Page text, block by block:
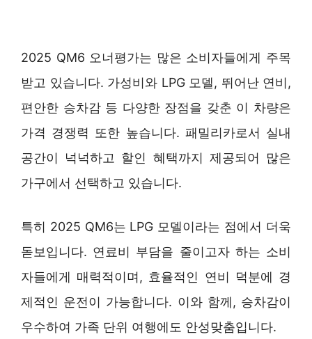
2025 QM6 오너평가는 많은 소비자들에게 주목
받고 있습니다. 가성비와 LPG 모델, 뛰어난 연비,
편안한 승차감 등 다양한 장점을 갖춘 이 차량은
가격 경쟁력 또한 높습니다. 패밀리카로서 실내
공간이 넉넉하고 할인 혜택까지 제공되어 많은
가구에서 선택하고 있습니다.
특히 2025 QM6는 LPG 모델이라는 점에서 더욱
돋보입니다. 연료비 부담을 줄이고자 하는 소비
자들에게 매력적이며, 효율적인 연비 덕분에 경
제적인 운전이 가능합니다. 이와 함께, 승차감이
우수하여 가족 단위 여행에도 안성맞춤입니다.